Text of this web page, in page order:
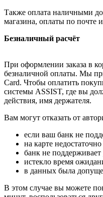
Также оплата наличными
магазина, оплаты по почте
Безналичный расчёт
При оформлении заказа в
безналичной оплаты. Мы
Card. Чтобы оплатить
системы ASSIST, где вы
действия, имя держателя.
Вам могут отказать от
если ваш банк не
на карте
банк не поддерживает
истекло время
в данных была
В этом случае вы можете